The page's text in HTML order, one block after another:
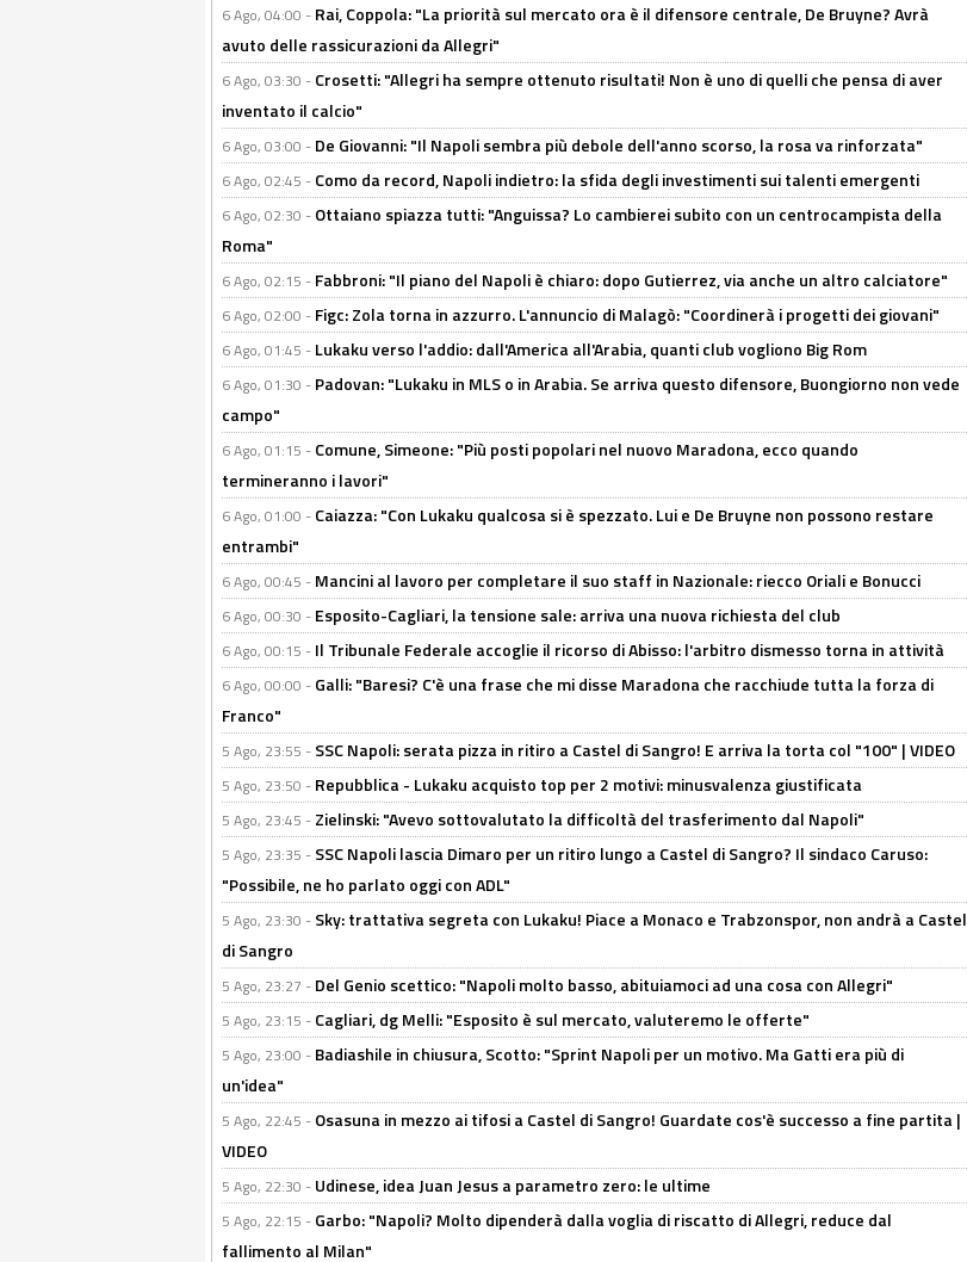
6 Ago, 04:00 - Rai, Coppola: "La priorità sul mercato ora è il difensore centrale, De Bruyne? Avrà
avuto delle rassicurazioni da Allegri"
6 Ago, 03:30 - Crosetti: "Allegri ha sempre ottenuto risultati! Non è uno di quelli che pensa di aver
inventato il calcio"
6 Ago, 03:00 - De Giovanni: "Il Napoli sembra più debole dell'anno scorso, la rosa va rinforzata"
6 Ago, 02:45 - Como da record, Napoli indietro: la sfida degli investimenti sui talenti emergenti
6 Ago, 02:30 - Ottaiano spiazza tutti: "Anguissa? Lo cambierei subito con un centrocampista della
Roma"
6 Ago, 02:15 - Fabbroni: "Il piano del Napoli è chiaro: dopo Gutierrez, via anche un altro calciatore"
6 Ago, 02:00 - Figc: Zola torna in azzurro. L'annuncio di Malagò: "Coordinerà i progetti dei giovani"
6 Ago, 01:45 - Lukaku verso l'addio: dall'America all'Arabia, quanti club vogliono Big Rom
6 Ago, 01:30 - Padovan: "Lukaku in MLS o in Arabia. Se arriva questo difensore, Buongiorno non vede
campo"
6 Ago, 01:15 - Comune, Simeone: "Più posti popolari nel nuovo Maradona, ecco quando
termineranno i lavori"
6 Ago, 01:00 - Caiazza: "Con Lukaku qualcosa si è spezzato. Lui e De Bruyne non possono restare
entrambi"
6 Ago, 00:45 - Mancini al lavoro per completare il suo staff in Nazionale: riecco Oriali e Bonucci
6 Ago, 00:30 - Esposito-Cagliari, la tensione sale: arriva una nuova richiesta del club
6 Ago, 00:15 - Il Tribunale Federale accoglie il ricorso di Abisso: l'arbitro dismesso torna in attività
6 Ago, 00:00 - Galli: "Baresi? C'è una frase che mi disse Maradona che racchiude tutta la forza di
Franco"
5 Ago, 23:55 - SSC Napoli: serata pizza in ritiro a Castel di Sangro! E arriva la torta col "100" | VIDEO
5 Ago, 23:50 - Repubblica - Lukaku acquisto top per 2 motivi: minusvalenza giustificata
5 Ago, 23:45 - Zielinski: "Avevo sottovalutato la difficoltà del trasferimento dal Napoli"
5 Ago, 23:35 - SSC Napoli lascia Dimaro per un ritiro lungo a Castel di Sangro? Il sindaco Caruso:
"Possibile, ne ho parlato oggi con ADL"
5 Ago, 23:30 - Sky: trattativa segreta con Lukaku! Piace a Monaco e Trabzonspor, non andrà a Castel
di Sangro
5 Ago, 23:27 - Del Genio scettico: "Napoli molto basso, abituiamoci ad una cosa con Allegri"
5 Ago, 23:15 - Cagliari, dg Melli: "Esposito è sul mercato, valuteremo le offerte"
5 Ago, 23:00 - Badiashile in chiusura, Scotto: "Sprint Napoli per un motivo. Ma Gatti era più di
un'idea"
5 Ago, 22:45 - Osasuna in mezzo ai tifosi a Castel di Sangro! Guardate cos'è successo a fine partita |
VIDEO
5 Ago, 22:30 - Udinese, idea Juan Jesus a parametro zero: le ultime
5 Ago, 22:15 - Garbo: "Napoli? Molto dipenderà dalla voglia di riscatto di Allegri, reduce dal
fallimento al Milan"